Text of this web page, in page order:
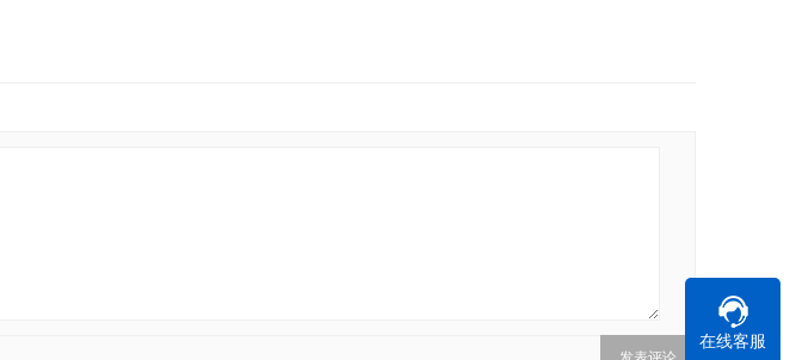
在线客服